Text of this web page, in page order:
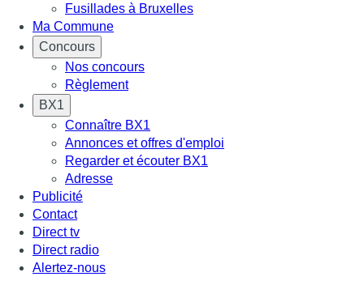
Fusillades à Bruxelles
Ma Commune
Concours
Nos concours
Règlement
BX1
Connaître BX1
Annonces et offres d'emploi
Regarder et écouter BX1
Adresse
Publicité
Contact
Direct tv
Direct radio
Alertez-nous